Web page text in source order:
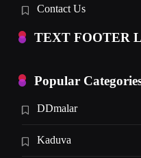
Contact Us
TEXT FOOTER
Popular
DDmalar
Kaduva